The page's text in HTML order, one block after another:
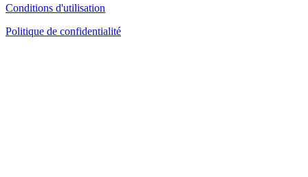
Conditions d'utilisation
Politique de confidentialité